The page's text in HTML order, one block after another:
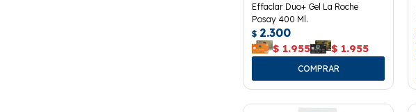
Effaclar Duo+ Gel La Roche
Posay 400 Ml.
$ 2.300
$ 1.955 $ 1.955